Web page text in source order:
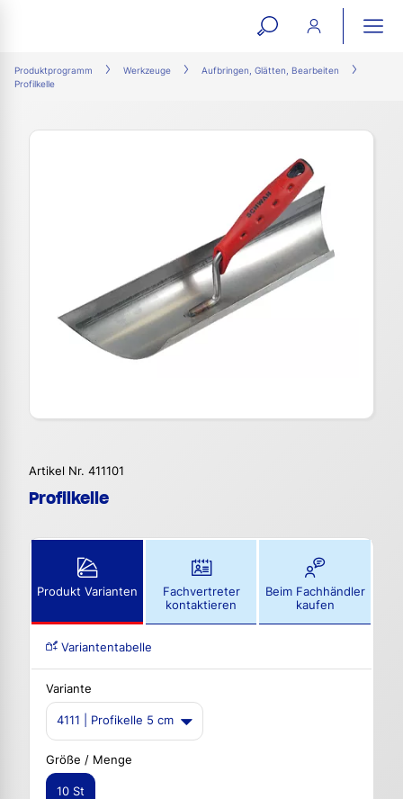
open
search
Produktprogramm Werkzeuge
Aufbringen, Glätten, Bearbeiten
Profilkelle
Artikel Nr. 411101
Profilkelle
Produkt Varianten
Fachvertreter
kontaktieren
Beim Fachhändler
kaufen
Variantentabelle
Variante
4111 | Profikelle 5 cm
Größe / Menge
10 St